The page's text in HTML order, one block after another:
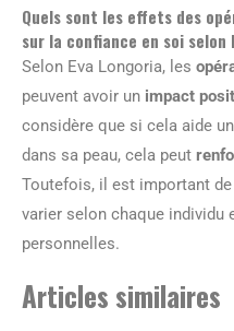
Quels sont les effets des
sur la confiance en soi selon
Selon Eva Longoria, les
peuvent avoir un impact
considère que si cela aide
dans sa peau, cela peut
Toutefois, il est important
varier selon chaque individu
personnelles.
Articles similaires